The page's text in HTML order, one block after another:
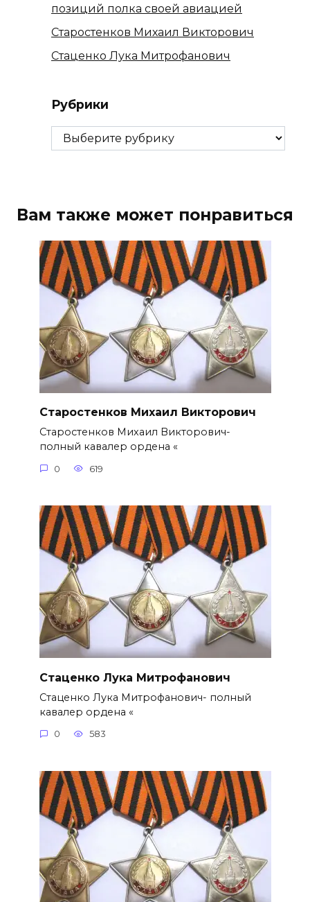
позиций полка своей авиацией
Старостенков Михаил Викторович
Стаценко Лука Митрофанович
Рубрики
Рубрики
Вам также может понравиться
Старостенков Михаил Викторович
Старостенков Михаил Викторович-
полный кавалер ордена «
0 619
Стаценко Лука Митрофанович
Стаценко Лука Митрофанович- полный
кавалер ордена «
0 583